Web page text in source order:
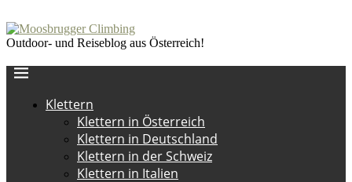
Outdoor- und Reiseblog aus Österreich!
Klettern
Klettern in Österreich
Klettern in Deutschland
Klettern in der Schweiz
Klettern in Italien